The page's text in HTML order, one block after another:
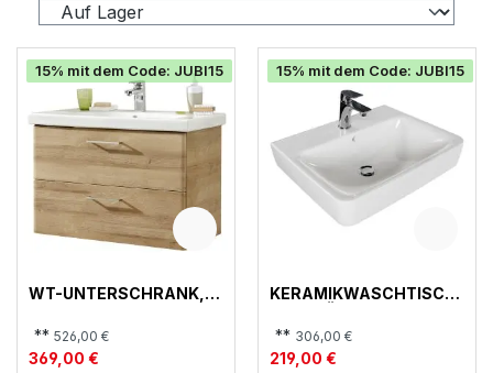
15% mit dem Code: JUBI15
WT-UNTERSCHRANK,
** 526,00 €
369,00 €
15% mit dem Code: JUBI15
KERAMIKWASCHTISCH,
** 306,00 €
219,00 €